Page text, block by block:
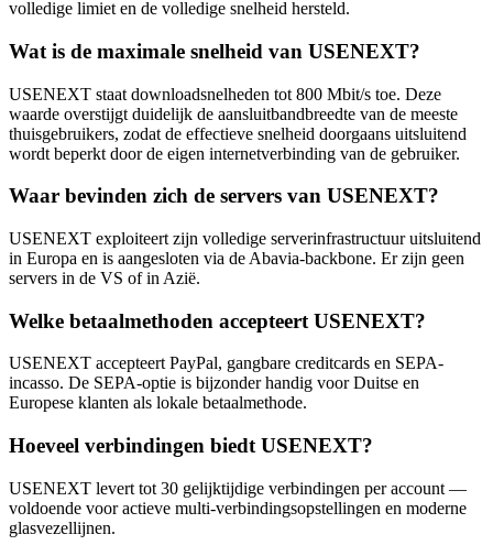
volledige limiet en de volledige snelheid hersteld.
Wat is de maximale snelheid van USENEXT?
USENEXT staat downloadsnelheden tot 800 Mbit/s toe. Deze
waarde overstijgt duidelijk de aansluitbandbreedte van de meeste
thuisgebruikers, zodat de effectieve snelheid doorgaans uitsluitend
wordt beperkt door de eigen internetverbinding van de gebruiker.
Waar bevinden zich de servers van USENEXT?
USENEXT exploiteert zijn volledige serverinfrastructuur uitsluitend
in Europa en is aangesloten via de Abavia-backbone. Er zijn geen
servers in de VS of in Azië.
Welke betaalmethoden accepteert USENEXT?
USENEXT accepteert PayPal, gangbare creditcards en SEPA-
incasso. De SEPA-optie is bijzonder handig voor Duitse en
Europese klanten als lokale betaalmethode.
Hoeveel verbindingen biedt USENEXT?
USENEXT levert tot 30 gelijktijdige verbindingen per account —
voldoende voor actieve multi-verbindingsopstellingen en moderne
glasvezellijnen.